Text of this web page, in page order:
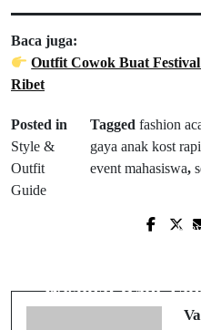
Baca juga:
Outfit Cowok Buat
Ribet
Posted in
Style &
Outfit
Guide
Tagged fashion
gaya anak kost rapi
event mahasiswa,
Wisuda: Rapi